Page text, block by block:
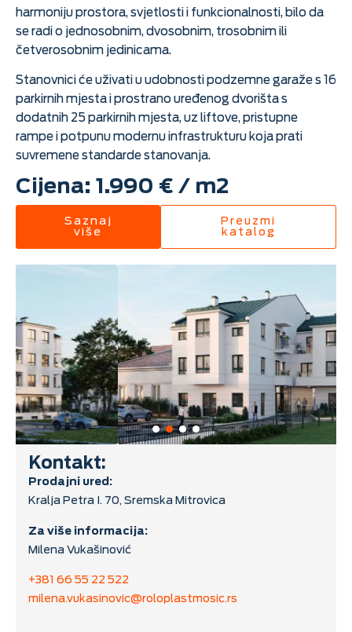
harmoniju prostora, svjetlosti i funkcionalnosti, bilo da
se radi o jednosobnim, dvosobnim, trosobnim ili
četverosobnim jedinicama.
Stanovnici će uživati u udobnosti podzemne garaže s 16
parkirnih mjesta i prostrano uređenog dvorišta s
dodatnih 25 parkirnih mjesta, uz liftove, pristupne
rampe i potpunu modernu infrastrukturu koja prati
suvremene standarde stanovanja.
Cijena: 1.990 € / m2
Saznaj
više
Preuzmi
katalog
Kontakt:
Prodajni ured:
Kralja Petra I. 70, Sremska Mitrovica
Za više informacija:
Milena Vukašinović
+381 66 55 22 522
milena.vukasinovic@roloplastmosic.rs